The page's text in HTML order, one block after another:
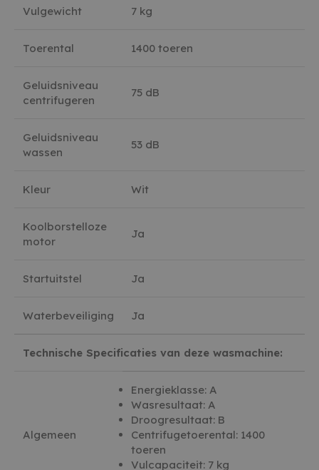
Vulgewicht 7 kg
Toerental 1400 toeren
Geluidsniveau
centrifugeren
75 dB
Geluidsniveau
wassen
53 dB
Kleur Wit
Koolborstelloze
motor
Ja
Startuitstel Ja
Waterbeveiliging Ja
Technische Specificaties van deze wasmachine:
Algemeen
Energieklasse: A
Wasresultaat: A
Droogresultaat: B
Centrifugetoerental: 1400
toeren
Vulcapaciteit: 7 kg